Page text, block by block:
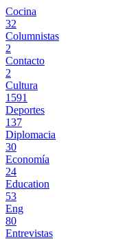
Cocina
32
Columnistas
2
Contacto
2
Cultura
1591
Deportes
137
Diplomacia
30
Economía
24
Education
53
Eng
80
Entrevistas